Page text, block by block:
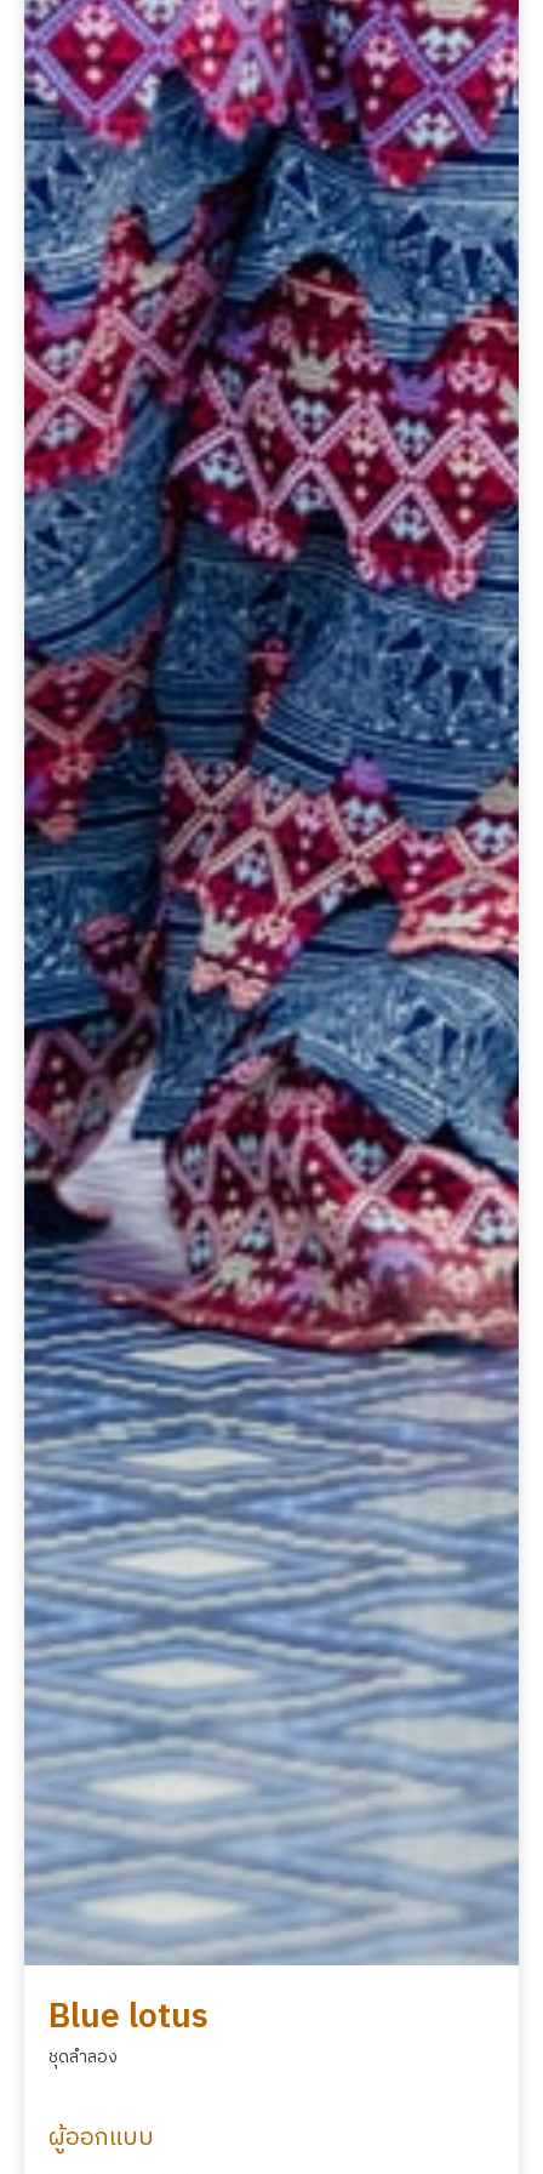
Blue lotus
ชุดลำลอง
ผู้ออกแบบ